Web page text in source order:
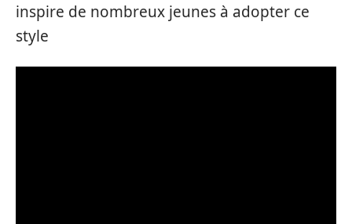
inspire de nombreux jeunes à adopter ce
style